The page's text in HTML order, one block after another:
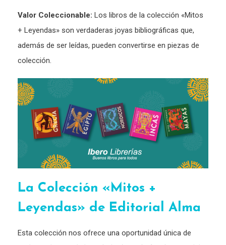
Valor Coleccionable: Los libros de la colección «Mitos
+ Leyendas» son verdaderas joyas bibliográficas que,
además de ser leídas, pueden convertirse en piezas de
colección.
La Colección «Mitos +
Leyendas» de Editorial Alma
Esta colección nos ofrece una oportunidad única de